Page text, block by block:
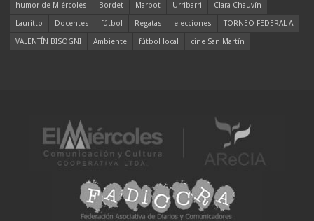
humor de Miércoles
Bordet Marbot Urribarri
Clara Chauvín
Lauritto
Docentes fútbol Regatas elecciones
TORNEO FEDERAL A
VALENTÍN BISOGNI
Ambiente fútbol local cine San Martín